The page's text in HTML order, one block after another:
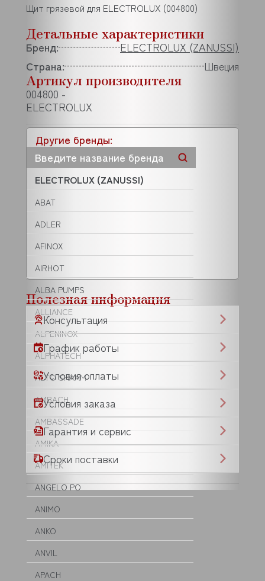
Другие бренды:
ELECTROLUX (ZANUSSI)
ABAT
ADLER
AFINOX
AIRHOT
ALBA PUMPS
ALLIANCE
ALPENINOX
ALPHATECH
ALTO SHAAM
AMBACH
AMBASSADE
AMIKA
AMITEK
ANGELO PO
ANIMO
ANKO
ANVIL
APACH
Щит грязевой для ELECTROLUX (004800)
Детальные характеристики
Бренд:
ELECTROLUX (ZANUSSI)
Страна:
Швеция
Артикул производителя
004800 -
ELECTROLUX
Полезная информация
Консультация
График работы
Условия оплаты
Условия заказа
Гарантия и сервис
Сроки поставки